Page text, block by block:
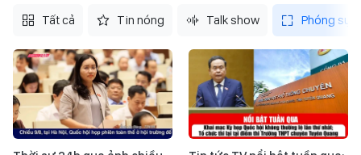
Tất cả Tin nóng Talk show Phóng sự